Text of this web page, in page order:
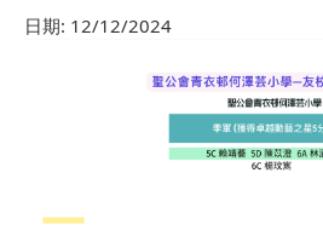
日期: 12/12/2024